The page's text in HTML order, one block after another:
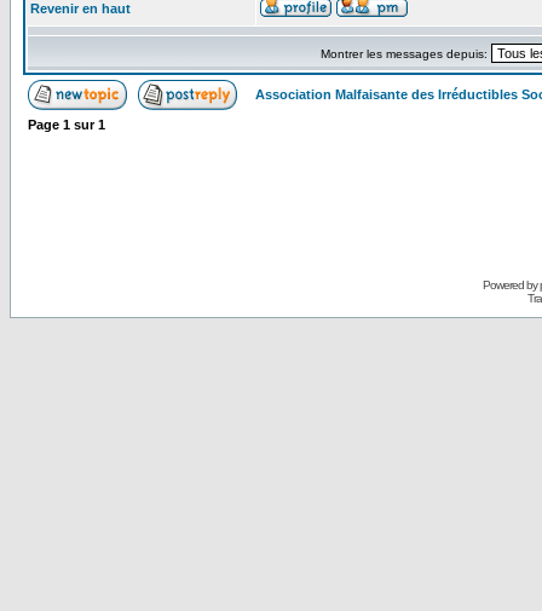
Revenir en haut
Montrer les messages depuis:
Association Malfaisante des Irréductibles
Page 1 sur1
Powered by